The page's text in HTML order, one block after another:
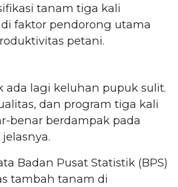
tanam tiga kali
faktor pendorong utama
petani.
ada lagi keluhan pupuk sulit.
dan program tiga kali
benar berdampak pada
Badan Pusat Statistik (BPS)
tambah tanam di